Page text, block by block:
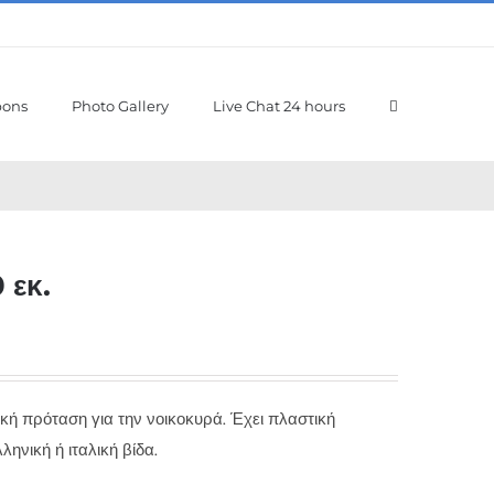
Photo Gallery Live Chat 24 hours
εκ.
πρόταση για την νοικοκυρά. Έχει πλαστική
ή ιταλική βίδα.